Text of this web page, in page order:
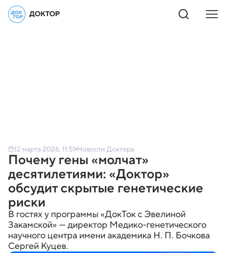
12 марта 2026, 11:51 Новости Доктора
Почему гены «молчат»
десятилетиями: «Доктор»
обсудит скрытые генетические
риски
В гостях у программы «ДокТок с Эвелиной
Закамской» — директор Медико-генетического
научного центра имени академика Н. П. Бочкова
Сергей Куцев.